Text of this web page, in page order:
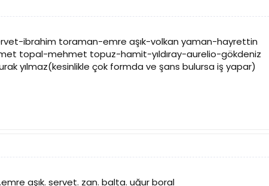
ibrahim toraman-emre aşık-volkan yaman-hayrettin
topal-mehmet topuz-hamit-yıldıray-aurelio-gökdeniz
yılmaz(kesinlikle çok formda ve şans bulursa iş yapar)
aşık. servet. zan. balta. uğur boral